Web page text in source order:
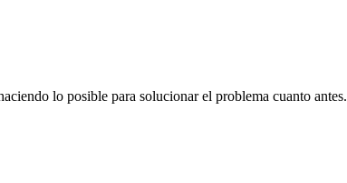
lo posible para solucionar el problema cuanto antes.